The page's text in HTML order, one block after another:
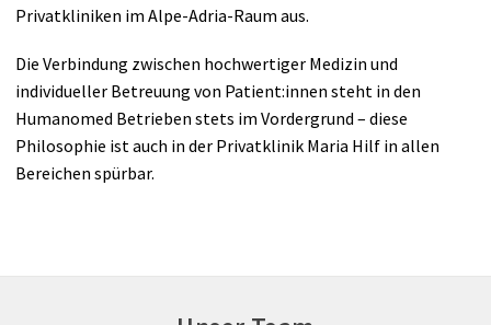
Belegärzte
Vorsorgeuntersuchung
Privatkliniken im Alpe-Adria-Raum aus.
Die Verbindung zwischen hochwertiger Medizin und
individueller Betreuung von Patient:innen steht in den
Humanomed Betrieben stets im Vordergrund – diese
Philosophie ist auch in der Privatklinik Maria Hilf in allen
Bereichen spürbar.